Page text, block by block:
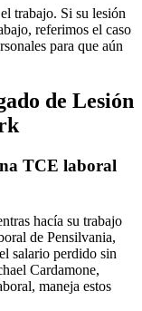
trabajo. Si su lesión
referimos el caso
para que aún
de Lesión
TCE laboral
hacía su trabajo
de Pensilvania,
salario perdido sin
Cardamone,
maneja estos